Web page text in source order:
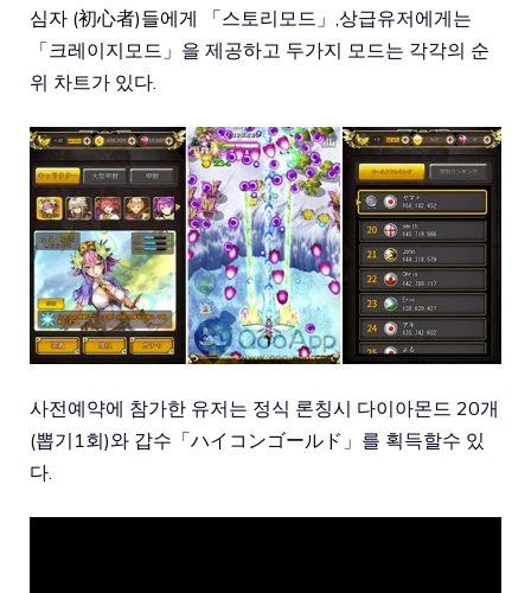
심자 (初心者)들에게
「스토리모드」,상급유저에게는
「크레이지모드」을 제공하고 두가지 모드는 각각의 순
위 차트가 있다.
사전예약에 참가한 유저는 정식 론칭시 다이아몬드 20개
(뽑기1회)와 갑수「ハイコンゴールド」를 획득할수 있
다.